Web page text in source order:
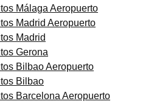
Málaga Aeropuerto
Madrid Aeropuerto
Madrid
Gerona
Bilbao Aeropuerto
Bilbao
Barcelona Aeropuerto